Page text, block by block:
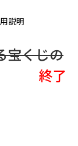
説明
宝くじの
終了